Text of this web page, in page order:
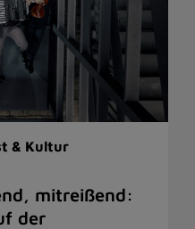
& Kultur
mitreißend:
der